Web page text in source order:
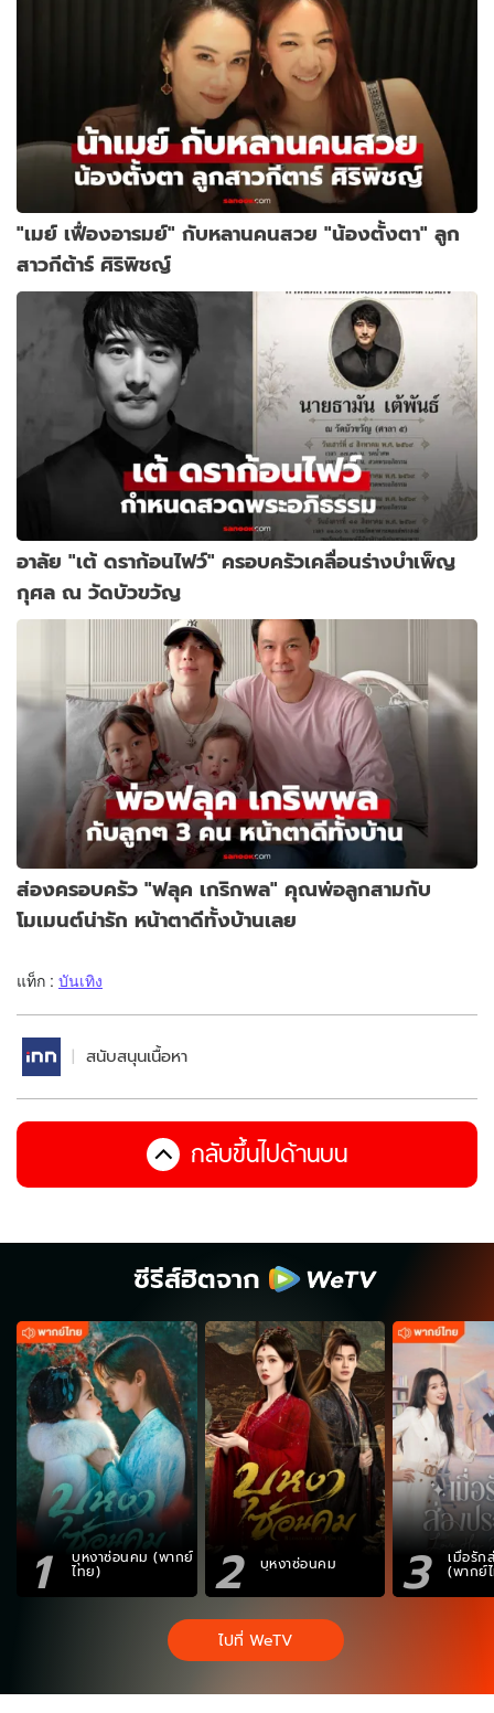
"เมย์ เฟื่องอารมย์" กับหลานคนสวย "น้องตั้งตา" ลูก
สาวกีต้าร์ ศิริพิชญ์
อาลัย "เต้ ดราก้อนไฟว์" ครอบครัวเคลื่อนร่างบำเพ็ญ
กุศล ณ วัดบัวขวัญ
ส่องครอบครัว "ฟลุค เกริกพล" คุณพ่อลูกสามกับ
โมเมนต์น่ารัก หน้าตาดีทั้งบ้านเลย
แท็ก : บันเทิง
สนับสนุนเนื้อหา
กลับขึ้นไปด้านบน
ซีรีส์ฮิตจาก
1 บุหงาซ่อนคม (พากย์
ไทย) 2 บุหงาซ่อนคม 3 เมื่อรัก
(พากย์
ไปที่ WeTV